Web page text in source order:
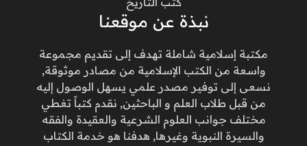
نبذة عن موقعنا
مكتبة إسلامية شاملة تهدف إلى تقديم مجموعة
واسعة من الكتب الإسلامية من مصادر موثوقة,
نسعى إلى توفير مصدر علمي يسهل الوصول إليه
من قبل طلاب العلم و الباحثين, نقدم كتباً تغطي
مختلف جوانب العلوم الشرعية والعقيدة والفقه
والسيرة النبوية وغيرها, هدفنا هو خدمة الكتاب